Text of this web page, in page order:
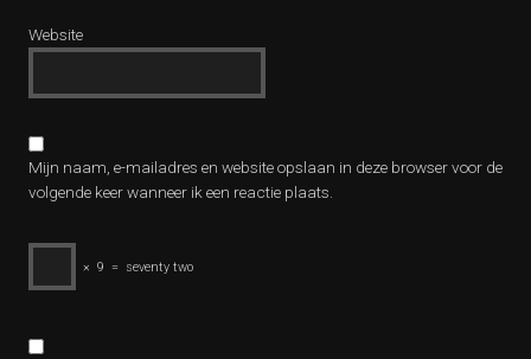
Website
Mijn naam, e-mailadres en website opslaan in deze browser voor de
volgende keer wanneer ik een reactie plaats.
× 9 = seventy two